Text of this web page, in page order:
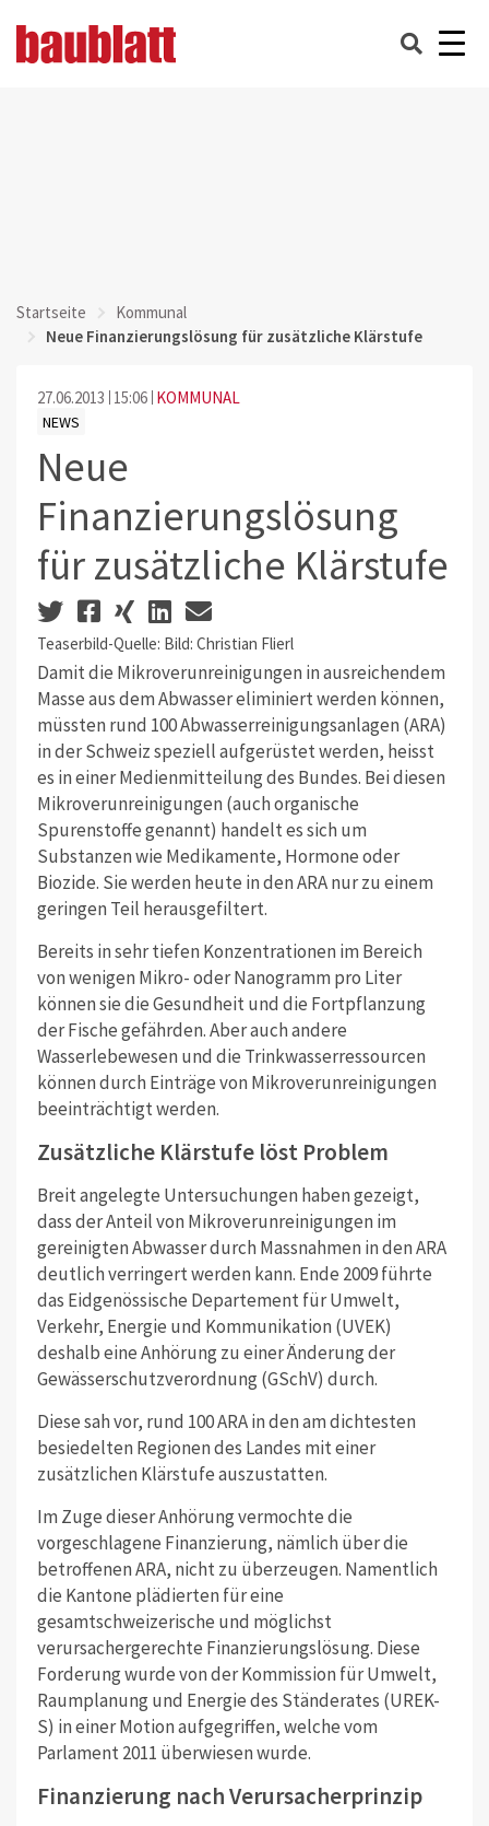
Startseite
Kommunal
Neue Finanzierungslösung für zusätzliche Klärstufe
27.06.2013 15:06 KOMMUNAL
NEWS
Neue
Finanzierungslösung
für zusätzliche Klärstufe
Teaserbild-Quelle: Bild: Christian Flierl
Damit die Mikroverunreinigungen in ausreichendem
Masse aus dem Abwasser eliminiert werden können,
müssten rund 100 Abwasserreinigungsanlagen (ARA)
in der Schweiz speziell aufgerüstet werden, heisst
es in einer Medienmitteilung des Bundes. Bei diesen
Mikroverunreinigungen (auch organische
Spurenstoffe genannt) handelt es sich um
Substanzen wie Medikamente, Hormone oder
Biozide. Sie werden heute in den ARA nur zu einem
geringen Teil herausgefiltert.
Bereits in sehr tiefen Konzentrationen im Bereich
von wenigen Mikro- oder Nanogramm pro Liter
können sie die Gesundheit und die Fortpflanzung
der Fische gefährden. Aber auch andere
Wasserlebewesen und die Trinkwasserressourcen
können durch Einträge von Mikroverunreinigungen
beeinträchtigt werden.
Zusätzliche Klärstufe löst Problem
Breit angelegte Untersuchungen haben gezeigt,
dass der Anteil von Mikroverunreinigungen im
gereinigten Abwasser durch Massnahmen in den ARA
deutlich verringert werden kann. Ende 2009 führte
das Eidgenössische Departement für Umwelt,
Verkehr, Energie und Kommunikation (UVEK)
deshalb eine Anhörung zu einer Änderung der
Gewässerschutzverordnung (GSchV) durch.
Diese sah vor, rund 100 ARA in den am dichtesten
besiedelten Regionen des Landes mit einer
zusätzlichen Klärstufe auszustatten.
Im Zuge dieser Anhörung vermochte die
vorgeschlagene Finanzierung, nämlich über die
betroffenen ARA, nicht zu überzeugen. Namentlich
die Kantone plädierten für eine
gesamtschweizerische und möglichst
verursachergerechte Finanzierungslösung. Diese
Forderung wurde von der Kommission für Umwelt,
Raumplanung und Energie des Ständerates (UREK-
S) in einer Motion aufgegriffen, welche vom
Parlament 2011 überwiesen wurde.
Finanzierung nach Verursacherprinzip